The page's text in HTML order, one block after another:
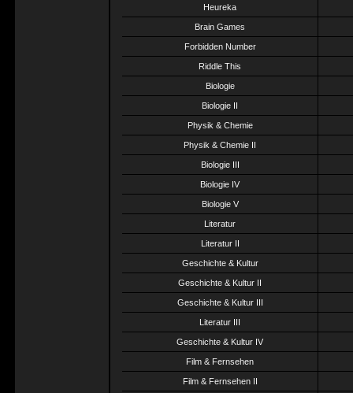
Heureka
Brain Games
Forbidden Number
Riddle This
Biologie
Biologie II
Physik & Chemie
Physik & Chemie II
Biologie III
Biologie IV
Biologie V
Literatur
Literatur II
Geschichte & Kultur
Geschichte & Kultur II
Geschichte & Kultur III
Literatur III
Geschichte & Kultur IV
Film & Fernsehen
Film & Fernsehen II